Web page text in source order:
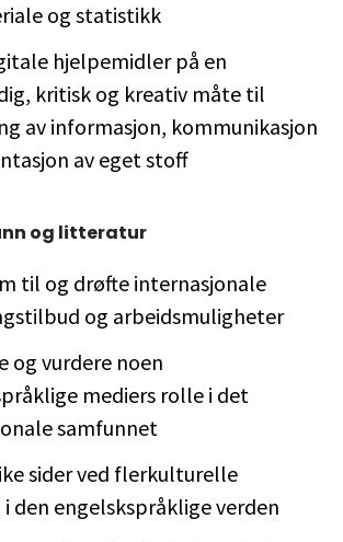
og statistikk
hjelpemidler på en
kritisk og kreativ måte til
av informasjon, kommunikasjon
av eget stoff
og litteratur
til og drøfte internasjonale
og arbeidsmuligheter
og vurdere noen
mediers rolle i det
samfunnet
sider ved flerkulturelle
den engelskspråklige verden